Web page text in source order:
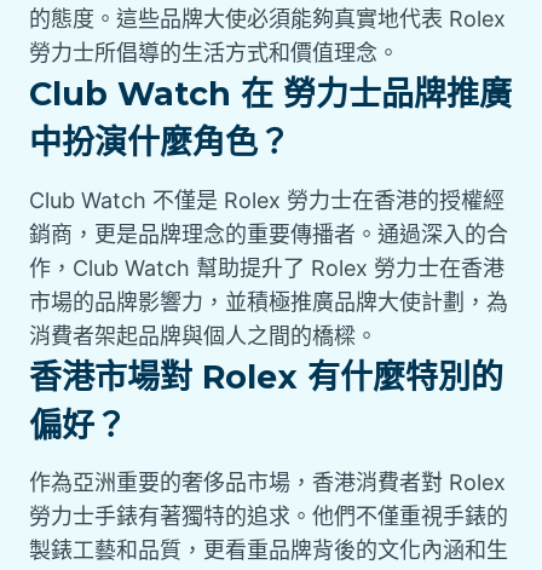
的態度。這些品牌大使必須能夠真實地代表 Rolex
勞力士所倡導的生活方式和價值理念。
Club Watch 在 勞力士品牌推廣
中扮演什麼角色？
Club Watch 不僅是 Rolex 勞力士在香港的授權經
銷商，更是品牌理念的重要傳播者。通過深入的合
作，Club Watch 幫助提升了 Rolex 勞力士在香港
市場的品牌影響力，並積極推廣品牌大使計劃，為
消費者架起品牌與個人之間的橋樑。
香港市場對 Rolex 有什麼特別的
偏好？
作為亞洲重要的奢侈品市場，香港消費者對 Rolex
勞力士手錶有著獨特的追求。他們不僅重視手錶的
製錶工藝和品質，更看重品牌背後的文化內涵和生